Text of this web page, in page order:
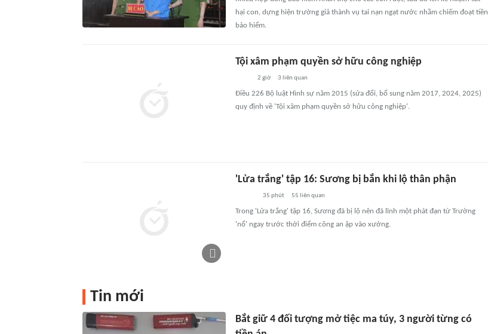
hại con, dựng hiện trường giả thành vụ tai nạn ngạt nước nhằm chiếm đoạt tiền
bảo hiểm.
Tội xâm phạm quyền sở hữu công nghiệp
2 giờ 3 liên quan
Điều 226 Bộ luật Hình sự năm 2015 (sửa đổi, bổ sung năm 2017, 2024, 2025)
quy định về 'Tội xâm phạm quyền sở hữu công nghiệp'.
'Lửa trắng' tập 16: Sương bị bắn khi lộ thân phận
35 phút 55 liên quan
Trong 'Lửa trắng' tập 16, Sương đã bị lộ nên đã lĩnh một phát đạn từ Trường
'nổ' ngay trước thời điểm công an ập vào xưởng.
Tin mới
Bắt giữ 4 đối tượng mở tiệc ma túy, 3 người từng có